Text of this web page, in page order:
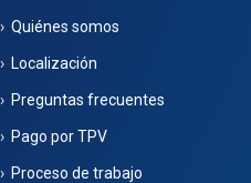
Quiénes somos
Localización
Preguntas frecuentes
Pago por TPV
Proceso de trabajo